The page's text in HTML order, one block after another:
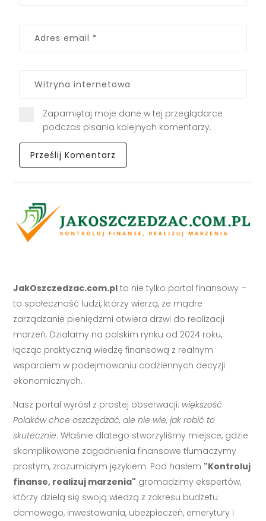
Zapamiętaj moje dane w tej przeglądarce
podczas pisania kolejnych komentarzy.
JakOszczedzac.com.pl to nie tylko portal finansowy –
to społeczność ludzi, którzy wierzą, że mądre
zarządzanie pieniędzmi otwiera drzwi do realizacji
marzeń. Działamy na polskim rynku od 2024 roku,
łącząc praktyczną wiedzę finansową z realnym
wsparciem w podejmowaniu codziennych decyzji
ekonomicznych.
Nasz portal wyrósł z prostej obserwacji: większość
Polaków chce oszczędzać, ale nie wie, jak robić to
skutecznie. Właśnie dlatego stworzyliśmy miejsce, gdzie
skomplikowane zagadnienia finansowe tłumaczymy
prostym, zrozumiałym językiem. Pod hasłem "Kontroluj
finanse, realizuj marzenia" gromadzimy ekspertów,
którzy dzielą się swoją wiedzą z zakresu budżetu
domowego, inwestowania, ubezpieczeń, emerytury i